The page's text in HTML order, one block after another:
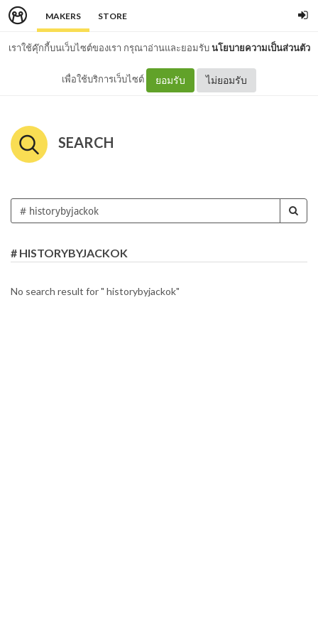
MAKERS STORE
เราใช้คุ๊กกี้บนเว็บไซต์ของเรา กรุณาอ่านและยอมรับนโยบายความเป็นส่วนตัว
เพื่อใช้บริการเว็บไซต์ ยอมรับ ไม่ยอมรับ
SEARCH
# HISTORYBYJACKOK
No search result for " historybyjackok"